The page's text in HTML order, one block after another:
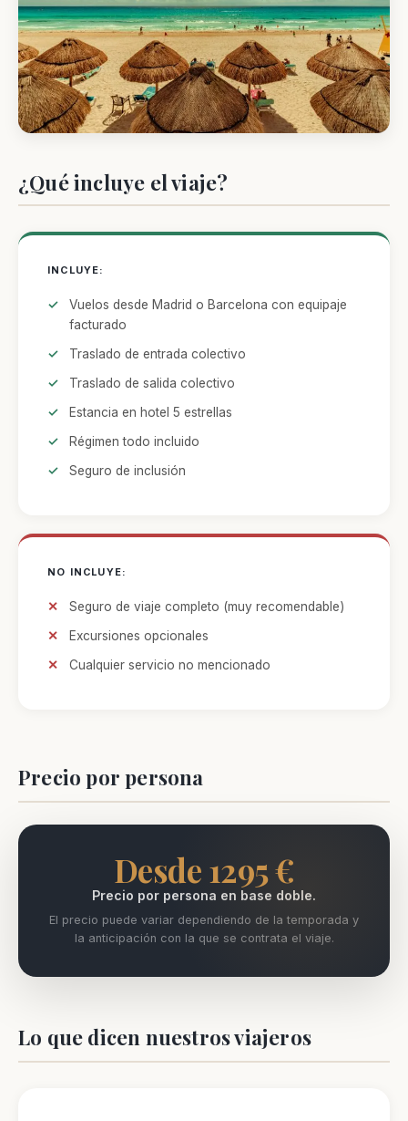
¿Qué incluye el viaje?
INCLUYE:
Vuelos desde Madrid o Barcelona con equipaje
facturado
Traslado de entrada colectivo
Traslado de salida colectivo
Estancia en hotel 5 estrellas
Régimen todo incluido
Seguro de inclusión
NO INCLUYE:
Seguro de viaje completo (muy recomendable)
Excursiones opcionales
Cualquier servicio no mencionado
Precio por persona
Desde 1295 €
Precio por persona en base doble.
El precio puede variar dependiendo de la temporada y
la anticipación con la que se contrata el viaje.
Lo que dicen nuestros viajeros